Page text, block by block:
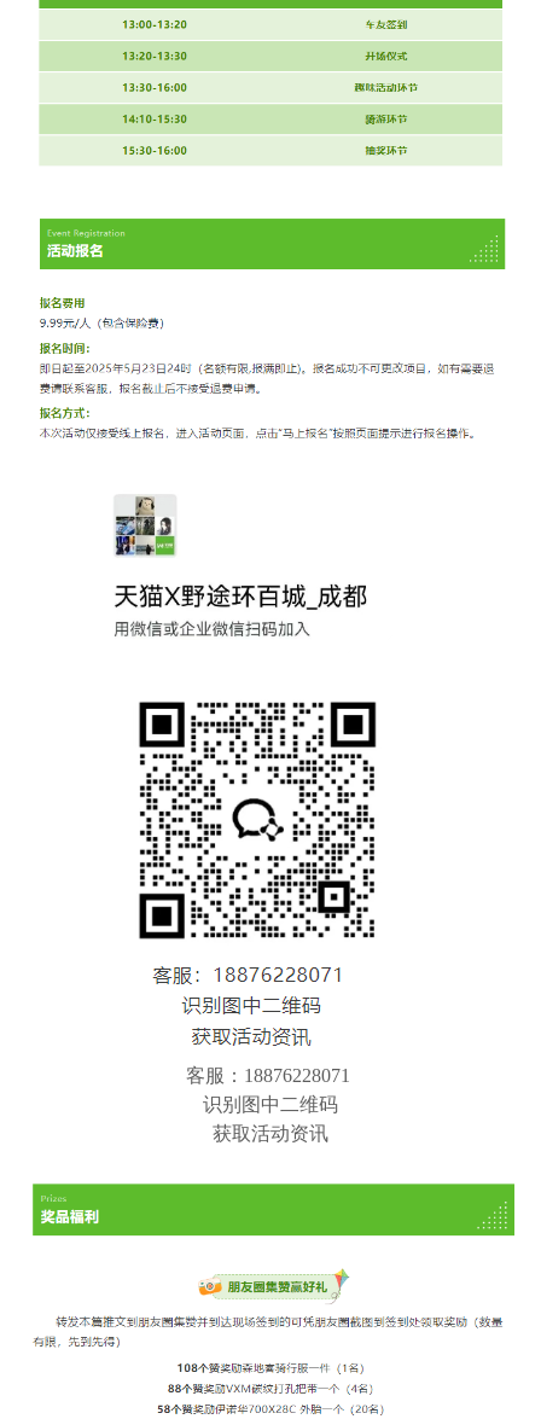
客服：18876228071
识别图中二维码
获取活动资讯